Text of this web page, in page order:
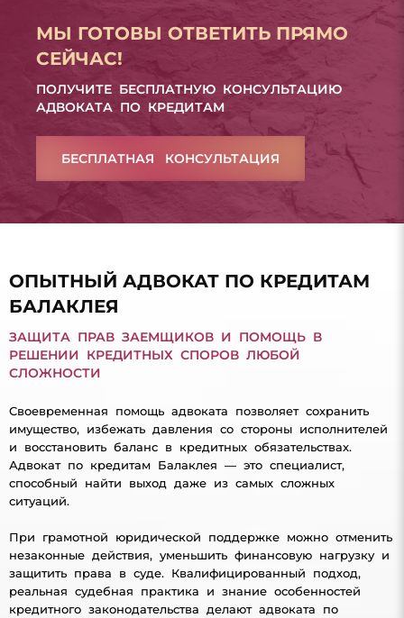
МЫ ГОТОВЫ ОТВЕТИТЬ ПРЯМО
СЕЙЧАС!
ПОЛУЧИТЕ БЕСПЛАТНУЮ КОНСУЛЬТАЦИЮ
АДВОКАТА ПО КРЕДИТАМ
БЕСПЛАТНАЯ КОНСУЛЬТАЦИЯ
ОПЫТНЫЙ АДВОКАТ ПО КРЕДИТАМ
БАЛАКЛЕЯ
ЗАЩИТА ПРАВ ЗАЕМЩИКОВ И ПОМОЩЬ В
РЕШЕНИИ КРЕДИТНЫХ СПОРОВ ЛЮБОЙ
СЛОЖНОСТИ
Своевременная помощь адвоката позволяет сохранить
имущество, избежать давления со стороны исполнителей
и восстановить баланс в кредитных обязательствах.
Адвокат по кредитам Балаклея — это специалист,
способный найти выход даже из самых сложных
ситуаций.
При грамотной юридической поддержке можно отменить
незаконные действия, уменьшить финансовую нагрузку и
защитить права в суде. Квалифицированный подход,
реальная судебная практика и знание особенностей
кредитного законодательства делают адвоката по